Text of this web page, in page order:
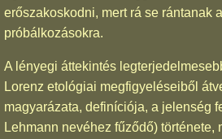
erőszakoskodni, mert rá se rántanak
próbálkozásokra.
A lényegi áttekintés
Lorenz etológiai megfigyeléseiből
magyarázata, definíciója, a jelenség
Lehmann nevéhez fűződő) története,